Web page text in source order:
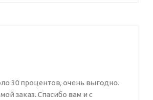
30 процентов, очень выгодно.
заказ. Спасибо вам и с